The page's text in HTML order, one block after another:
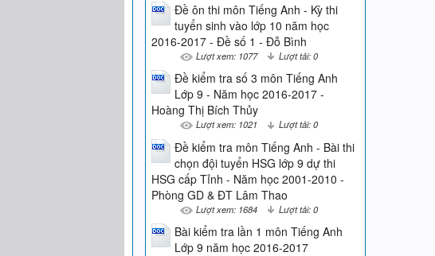
Đề ôn thi môn Tiếng Anh - Kỳ thi
tuyển sinh vào lớp 10 năm học
2016-2017 - Đề số 1 - Đỗ Bình
Lượt xem: 1077 Lượt tải: 0
Đề kiểm tra số 3 môn Tiếng Anh
Lớp 9 - Năm học 2016-2017 -
Hoàng Thị Bích Thủy
Lượt xem: 1021 Lượt tải: 0
Đề kiểm tra môn Tiếng Anh - Bài thi
chọn đội tuyển HSG lớp 9 dự thi
HSG cấp Tỉnh - Năm học 2001-2010 -
Phòng GD & ĐT Lâm Thao
Lượt xem: 1684 Lượt tải: 0
Bài kiểm tra lần 1 môn Tiếng Anh
Lớp 9 năm học 2016-2017